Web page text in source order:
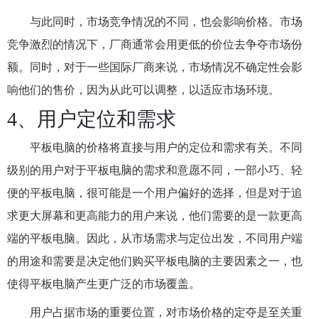
与此同时，市场竞争情况的不同，也会影响价格。市场
竞争激烈的情况下，厂商通常会用更低的价位去争夺市场份
额。同时，对于一些国际厂商来说，市场情况不确定性会影
响他们的售价，因为从此可以调整，以适应市场环境。
4、用户定位和需求
平板电脑的价格将直接与用户的定位和需求有关。不同
级别的用户对于平板电脑的需求和意愿不同，一部小巧、轻
便的平板电脑，很可能是一个用户偏好的选择，但是对于追
求更大屏幕和更高能力的用户来说，他们需要的是一款更高
端的平板电脑。因此，从市场需求与定位出发，不同用户端
的用途和需要是决定他们购买平板电脑的主要因素之一，也
使得平板电脑产生更广泛的市场覆盖。
用户占据市场的重要位置，对市场价格的定夺是至关重